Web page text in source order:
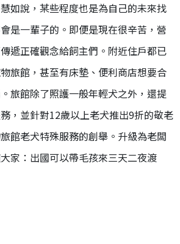
如說，某些程度也是為自己的未來找
是一輩子的。即便是現在很辛苦，營
遞正確觀念給飼主們。附近住戶都已
旅館，甚至有床墊、便利商店想要合
旅館除了照護一般年輕犬之外，還提
，並針對12歲以上老犬推出9折的敬老
館老犬特殊服務的創舉。升級為老闆
家：出國可以帶毛孩來三天二夜渡